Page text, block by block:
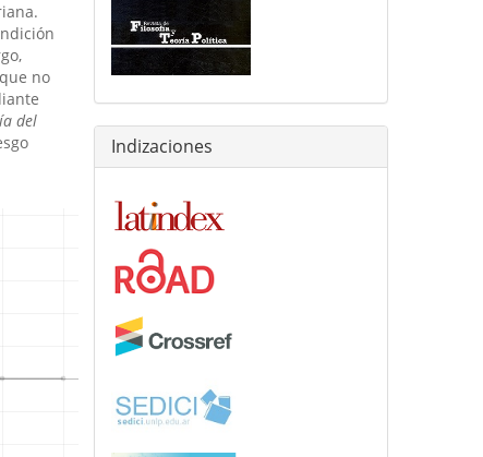
no
del
Indizaciones